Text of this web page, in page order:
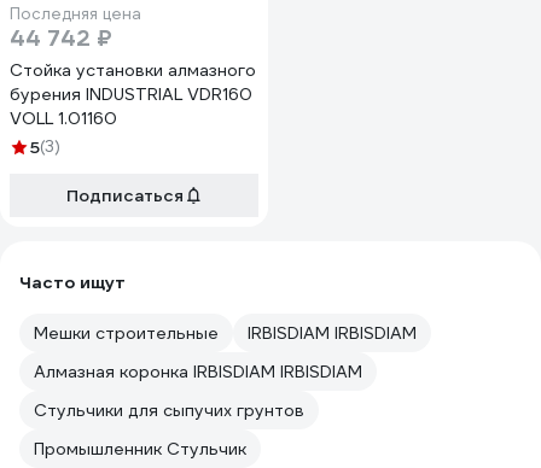
Последняя цена
44 742 ₽
Стойка установки алмазного
бурения INDUSTRIAL VDR160
VOLL 1.01160
5(3)
Подписаться
Часто ищут
Мешки строительные
IRBISDIAM IRBISDIAM
Алмазная коронка IRBISDIAM IRBISDIAM
Стульчики для сыпучих грунтов
Промышленник Стульчик